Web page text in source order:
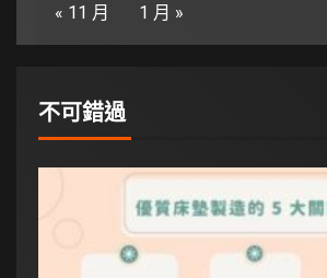
« 11 月 1 月 »
不可錯過